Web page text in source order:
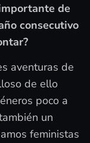
de
consecutivo
aventuras de
de ello
poco a
un
feministas